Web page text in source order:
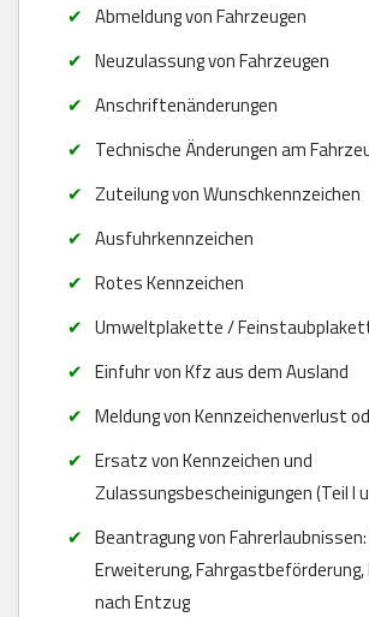
Abmeldung von Fahrzeugen
Neuzulassung von Fahrzeugen
Anschriftenänderungen
Technische Änderungen am
Zuteilung von Wunschkennzeichen
Ausfuhrkennzeichen
Rotes Kennzeichen
Umweltplakette /
Einfuhr von Kfz aus dem Ausland
Meldung von Kennzeichenverlust
Ersatz von Kennzeichen und
Zulassungsbescheinigungen (Teil I
Beantragung von
Erweiterung,
nach Entzug